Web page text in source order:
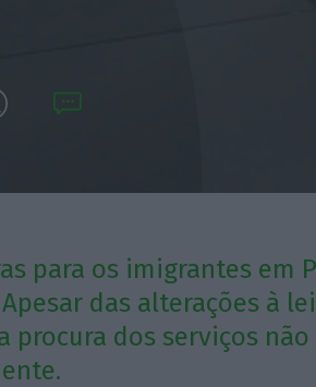
para os imigrantes em
das alterações à
procura dos serviços